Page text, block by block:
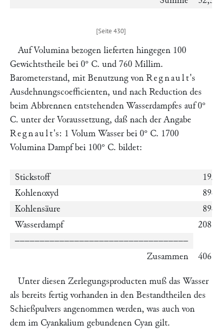
Auf Volumina bezogen lieferten hingegen 100
Gewichtstheile bei 0° C. und 760 Millim.
Barometerstand, mit Benutzung von Regnault's
Ausdehnungscoefficienten, und nach Reduction des
beim Abbrennen entstehenden Wasserdampfes auf 0°
C. unter der Voraussetzung, daß nach der Angabe
Regnault's: 1 Volum Wasser bei 0° C. 1700
Volumina Dampf bei 100° C. bildet:
Stickstoff
Kohlenoxyd
Kohlensäure
Wasserdampf
–––––––––––––––––––––––––––––––––––
Zusammen
Unter diesen Zerlegungsproducten muß das Wasser
als bereits fertig vorhanden in den Bestandtheilen des
Schießpulvers angenommen werden, was auch von
dem im Cyankalium gebundenen Cyan gilt.